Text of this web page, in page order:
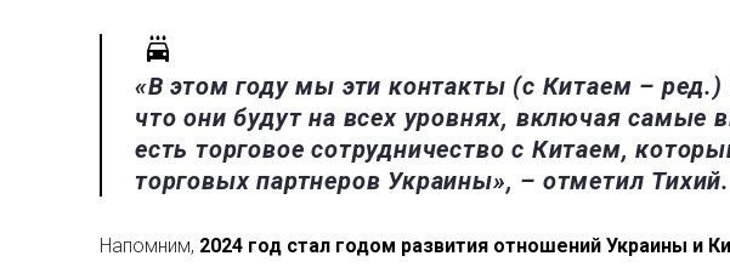
«В этом году мы эти контакты (с Китаем –
что они будут на всех уровнях, включая самые
есть торговое сотрудничество с Китаем,
торговых партнеров Украины», – отметил Тихий.
Напомним, 2024 год стал годом развития отношений Украины и